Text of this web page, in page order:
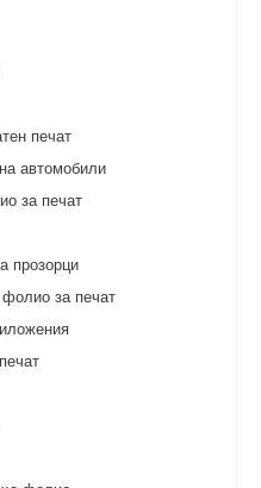
печат
автомобили
за печат
прозорци
за печат